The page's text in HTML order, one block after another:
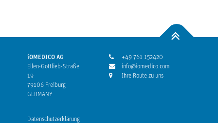
iOMEDICO AG
Ellen-Gottlieb-Straße
19
79106 Freiburg
GERMANY
+49 761 152420
info@iomedico.com
Ihre Route zu uns
Datenschutzerklärung